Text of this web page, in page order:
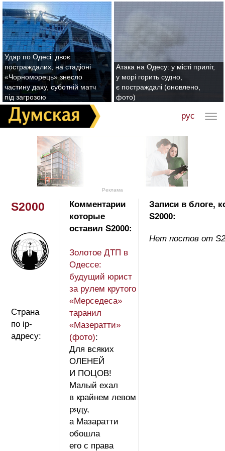
Удар по Одесі: двоє
постраждалих, на стадіоні
«Чорноморець» знесло
частину даху, суботній матч
під загрозою
Атака на Одесу: у місті приліт,
у морі горить судно,
є постраждалі (оновлено,
фото)
рус
Реклама
S2000
Страна
по ip-
адресу:
Комментарии
которые
оставил S2000:
Золотое ДТП в
Одессе:
будущий юрист
за рулем крутого
«Мерседеса»
таранил
«Мазератти»
(фото):
Для всяких
ОЛЕНЕЙ
И ПОЦОВ!
Малый ехал
в крайнем левом
ряду,
а Мазаратти
обошла
его с права
Записи в блоге,
S2000:
Нет постов от